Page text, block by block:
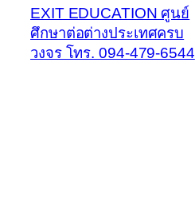
EXIT EDUCATION ศูนย์
ศึกษาต่อต่างประเทศครบ
วงจร โทร. 094-479-6544